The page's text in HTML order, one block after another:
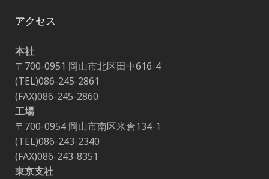
アクセス
本社
〒700-0951 岡山市北区田中616-4
(TEL)086-245-2861
(FAX)086-245-2860
工場
〒700-0954 岡山市南区米倉134-1
(TEL)086-243-2340
(FAX)086-243-8351
東京支社